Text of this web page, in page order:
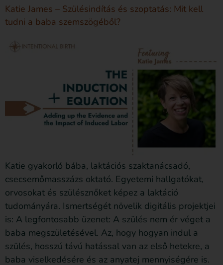
Katie James – Szülésindítás és szoptatás: Mit kell
tudni a baba szemszögéből?
Katie gyakorló bába, laktációs szaktanácsadó,
csecsemőmasszázs oktató. Egyetemi hallgatókat,
orvosokat és szülésznőket képez a laktáció
tudományára. Ismertségét növelik digitális projektjei
is: A legfontosabb üzenet: A szülés nem ér véget a
baba megszületésével. Az, hogy hogyan indul a
szülés, hosszú távú hatással van az első hetekre, a
baba viselkedésére és az anyatej mennyiségére is.